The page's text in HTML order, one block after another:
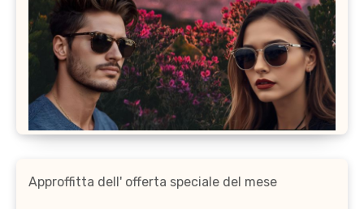
Approffitta dell' offerta speciale del mese